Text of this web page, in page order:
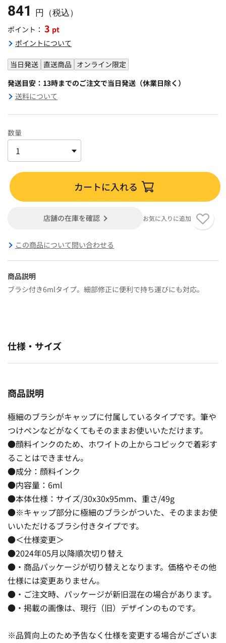
841
円（税込）
ポイント： 3 pt
ポイントについて
当日発送 直送商品 オンライン限定
発送目安：13時までのご注文で当日発送（休業日除く）
送料について
数量
カートに入れる
店舗の在庫を確認 お気に入りに追加
この商品について問い合わせる
商品説明
ブラシ付き6mlタイプ。細部修正に便利で持ち運びにも対応。
仕様・サイズ
商品説明
極細のブラシがキャップに付属しているタイプです。筆や
つけペンなどがなくてもそのままお使いいただけます。
●顔料インクのため、ホワイトの上からコピックで着彩す
ることはできません。
●成分：顔料インク
●内容量：6ml
●本体仕様：サイズ/30x30x95mm、重さ/49g
●※キャップ部分に極細のブラシがついた、そのままお使
いいただけるブラシ付きタイプです。
●＜仕様変更＞
●2024年05月以降順次切り替え
●・商品パッケージが切り替えとなります。価格やその他
仕様には変更ありません。
●・ご注文時、パッケージが新旧混在の場合があります。
●・掲載の画像は、現行（旧）デザインのものです。
※品質向上のため予告なく仕様を変更する場合がございま